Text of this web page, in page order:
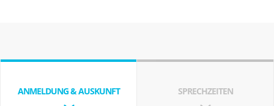
Landesärztekammer)
ANMELDUNG & AUSKUNFT SPRECHZEITEN